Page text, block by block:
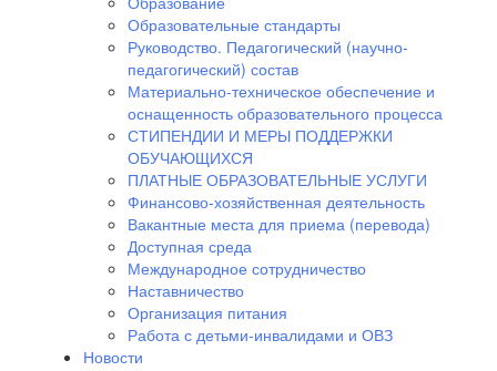
Образовательные стандарты
Руководство. Педагогический (научно-
педагогический) состав
Материально-техническое обеспечение и
оснащенность образовательного процесса
СТИПЕНДИИ И МЕРЫ ПОДДЕРЖКИ
ОБУЧАЮЩИХСЯ
ПЛАТНЫЕ ОБРАЗОВАТЕЛЬНЫЕ УСЛУГИ
Финансово-хозяйственная деятельность
Вакантные места для приема (перевода)
Доступная среда
Международное сотрудничество
Наставничество
Организация питания
Работа с детьми-инвалидами и ОВЗ
Новости